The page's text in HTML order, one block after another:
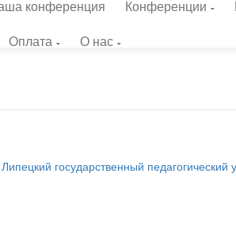
конференция Конференции
Оплата
О нас
Липецкий государственный